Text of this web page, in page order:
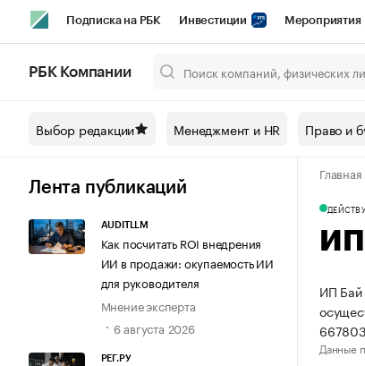
Подписка на РБК Инвестиции Мероприятия
Спецпроекты СПб Конференции СПб
Технологии и медиа Рынок наличной
РБК Компании
Выбор редакции Менеджмент и HR Право и
Лента публикаций
AUDITLLM
Как посчитать ROI внедрения
ИИ в продажи: окупаемость ИИ
для руководителя
Мнение эксперта
6 августа 2026
РЕГ.РУ
Главная
ИП Бай
Данные